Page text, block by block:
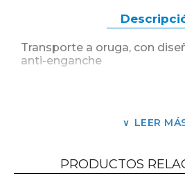
Transporte a oruga, con
anti-enganche
Guía de entrada pesada con
sobre colisas.
LEER
PRODUCTOS